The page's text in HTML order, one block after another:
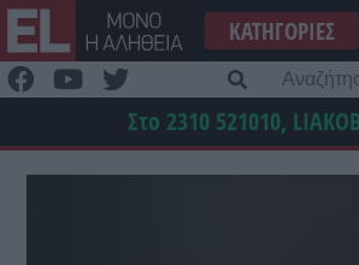
Μετάβαση
στο
περιεχόμενο
ΚΑΤΗΓΟΡΊΕΣ
Στο 2310 521010,